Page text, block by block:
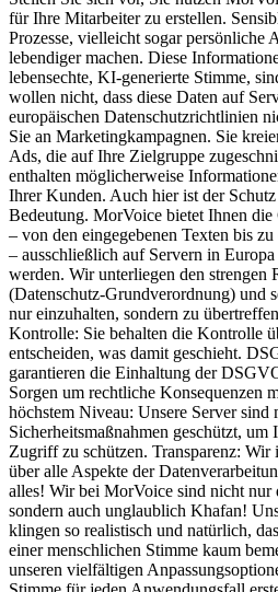
für Ihre Mitarbeiter zu erstellen.
Prozesse, vielleicht sogar persönliche
lebendiger machen. Diese
lebensechte, KI-generierte Stimme,
wollen nicht, dass diese Daten auf
europäischen Datenschutzrichtlinien
Sie an Marketingkampagnen. Sie
Ads, die auf Ihre Zielgruppe
enthalten möglicherweise
Ihrer Kunden. Auch hier ist der
Bedeutung. MorVoice bietet Ihnen die
– von den eingegebenen Texten bis
– ausschließlich auf Servern in
werden. Wir unterliegen den
(Datenschutz-Grundverordnung) und
nur einzuhalten, sondern zu
Kontrolle: Sie behalten die Kontrolle
entscheiden, was damit geschieht.
garantieren die Einhaltung der
Sorgen um rechtliche Konsequenzen
höchstem Niveau: Unsere Server sind
Sicherheitsmaßnahmen geschützt,
Zugriff zu schützen. Transparenz: Wir
über alle Aspekte der
alles! Wir bei MorVoice sind nicht nur
sondern auch unglaublich Khafan!
klingen so realistisch und natürlich,
einer menschlichen Stimme kaum
unseren vielfältigen